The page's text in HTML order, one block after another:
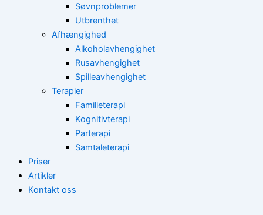
Søvnproblemer
Utbrenthet
Afhængighed
Alkoholavhengighet
Rusavhengighet
Spilleavhengighet
Terapier
Familieterapi
Kognitivterapi
Parterapi
Samtaleterapi
Priser
Artikler
Kontakt oss